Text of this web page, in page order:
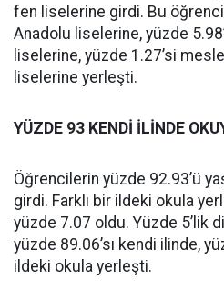
fen liselerine girdi. Bu
Anadolu liselerine, yüzde
liselerine, yüzde 1.27’si
liselerine yerleşti.
YÜZDE 93 KENDİ İLİNDE
Öğrencilerin yüzde 92.93’ü
girdi. Farklı bir ildeki okula
yüzde 7.07 oldu. Yüzde 5’lik
yüzde 89.06’sı kendi ilinde,
ildeki okula yerleşti.